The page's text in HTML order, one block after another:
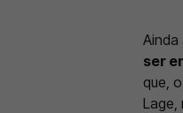
Ainda
ser
que,
Lage,